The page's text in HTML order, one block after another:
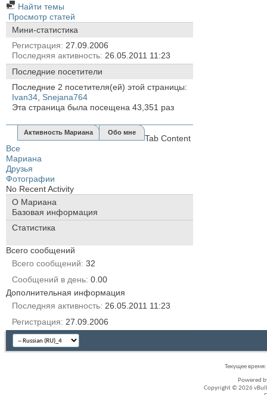
Найти темы
Просмотр статей
Мини-статистика
Регистрация
27.09.2006
Последняя активность 26.05.2011 11:23
Последние посетители
Последние 2 посетителя(ей) этой страницы:
Ivan34 Snejana764
Эта страница была посещена 43,351 раз
Активность Мариана Обо мне
Tab Content
Все
Мариана
Друзья
Фотографии
No Recent Activity
О Мариана
Базовая информация
Статистика
Всего сообщений
Всего сообщений 32
Сообщений в день 0.00
Дополнительная информация
Последняя активность 26.05.2011 11:23
Регистрация
27.09.2006
Текущее время:
Powered
Copyright © 2026